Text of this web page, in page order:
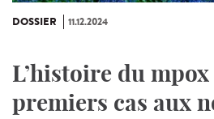
DOSSIER 11.12.2024
L’histoire du
premiers cas aux